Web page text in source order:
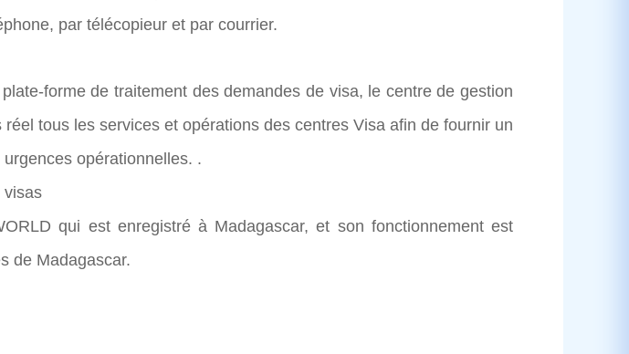
par télécopieur et par courrier.
forme de traitement des demandes de visa, le centre de gestion
tous les services et opérations des centres Visa afin de fournir un
opérationnelles. .
visas
qui est enregistré à Madagascar, et son fonctionnement est
de Madagascar.